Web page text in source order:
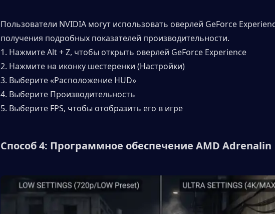
Пользователи NVIDIA могут использовать оверлей GeForce
получения подробных показателей производительности.
1. Нажмите Alt + Z, чтобы открыть оверлей GeForce Experience
2. Нажмите на иконку шестеренки (Настройки)
3. Выберите «Расположение HUD»
4. Выберите Производительность
5. Выберите FPS, чтобы отобразить его в игре
Способ 4: Программное обеспечение AMD Adrenalin